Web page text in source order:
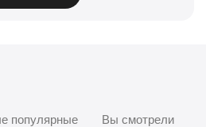
популярные Вы смотрели